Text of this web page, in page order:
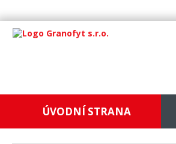
ÚVODNÍ STRANA